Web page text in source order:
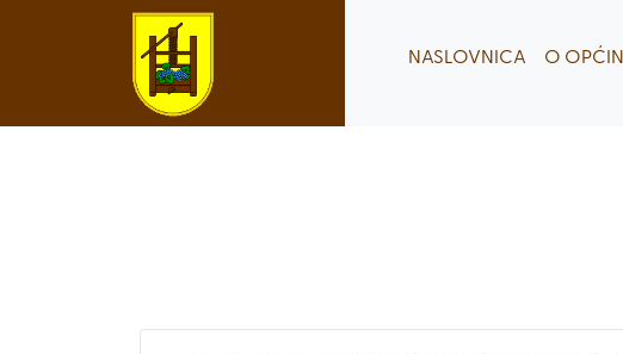
NASLOVNICA O OPĆINI